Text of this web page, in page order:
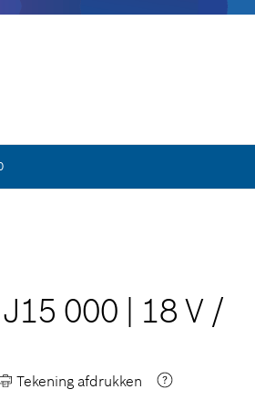
000 | 18 V /
Tekening afdrukken